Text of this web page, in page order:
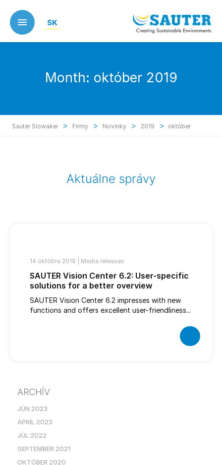
main
content
SK
Month: október 2019
Sauter Slowakei > Firmy > Novinky > 2019 > október
Aktuálne správy
14 októbra 2019 | Media releases
SAUTER Vision Center 6.2: User-specific
solutions for a better overview
SAUTER Vision Center 6.2 impresses with new
functions and offers excellent user-friendliness...
ARCHÍV
JÚN 2023
APRÍL 2023
JÚL 2022
SEPTEMBER 2021
OKTÓBER 2020